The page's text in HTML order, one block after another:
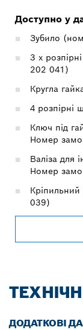
Доступно у
Зубило
3 x
202 041)
Кругла
4 розпірні
Ключ під
Номер
Валіза для
Номер
039)
ДОДАТКОВІ